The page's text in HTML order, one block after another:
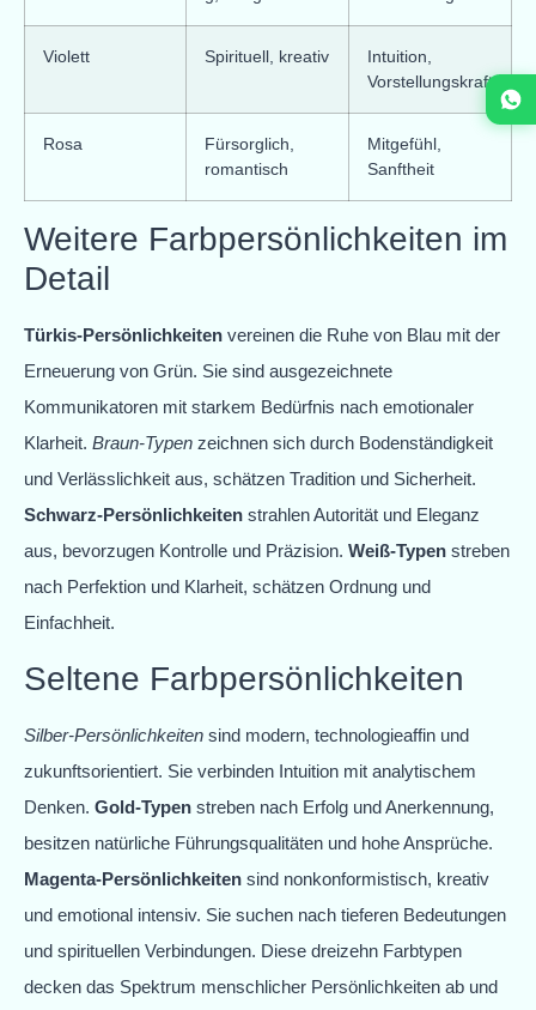
Violett Spirituell, kreativ
Intuition,
Vorstellungskraft
Rosa
Fürsorglich,
romantisch
Mitgefühl,
Sanftheit
Weitere Farbpersönlichkeiten im
Detail
Türkis-Persönlichkeiten vereinen die Ruhe von Blau mit der
Erneuerung von Grün. Sie sind ausgezeichnete
Kommunikatoren mit starkem Bedürfnis nach emotionaler
Klarheit. Braun-Typen zeichnen sich durch Bodenständigkeit
und Verlässlichkeit aus, schätzen Tradition und Sicherheit.
Schwarz-Persönlichkeiten strahlen Autorität und Eleganz
aus, bevorzugen Kontrolle und Präzision. Weiß-Typen streben
nach Perfektion und Klarheit, schätzen Ordnung und
Einfachheit.
Seltene Farbpersönlichkeiten
Silber-Persönlichkeiten sind modern, technologieaffin und
zukunftsorientiert. Sie verbinden Intuition mit analytischem
Denken. Gold-Typen streben nach Erfolg und Anerkennung,
besitzen natürliche Führungsqualitäten und hohe Ansprüche.
Magenta-Persönlichkeiten sind nonkonformistisch, kreativ
und emotional intensiv. Sie suchen nach tieferen Bedeutungen
und spirituellen Verbindungen. Diese dreizehn Farbtypen
decken das Spektrum menschlicher Persönlichkeiten ab und